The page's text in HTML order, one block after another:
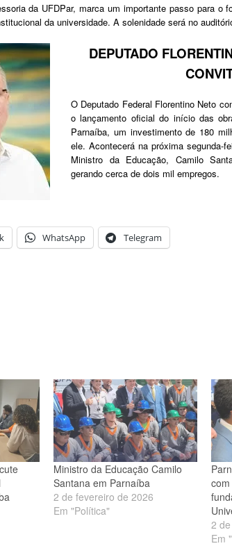
da UFDPar, marca um importante passo para o
da universidade. A solenidade será no
DEPUTADO
O Deputado Federal Florentino Neto
o lançamento oficial do início das
Parnaíba, um investimento de 180
ele. Acontecerá na próxima segunda-
Ministro da Educação, Camilo
gerando cerca de dois mil empregos.
WhatsApp Telegram
Ministro da Educação Camilo
Santana em Parnaíba
2 de fevereiro de 2026
Em "Política"
2
Em